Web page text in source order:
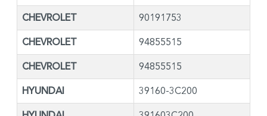
CHEVROLET 90191753
CHEVROLET 94855515
CHEVROLET 94855515
HYUNDAI 39160-3C200